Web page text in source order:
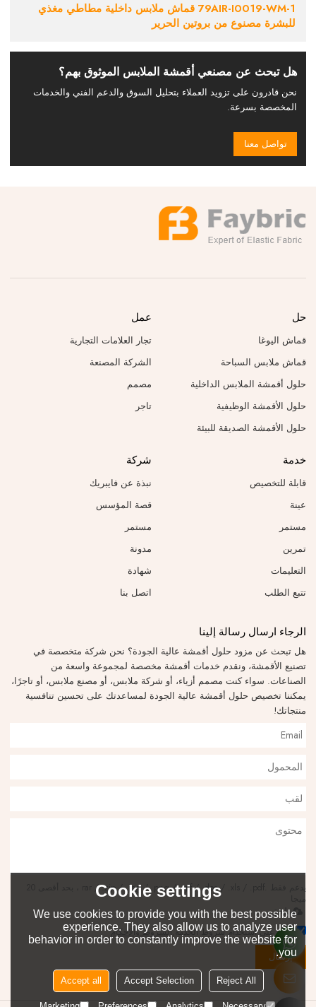
79AIR-I0019-WM-1 قماش ملابس داخلية مطاطي مغذي
للبشرة مصنوع من بروتين الحرير
هل تبحث عن مصنعي أقمشة الملابس الموثوق بهم؟
نحن قادرون على تزويد العملاء بتحليل السوق والدعم الفني والخدمات
المخصصة بسرعة.
تواصل معنا
حل
قماش اليوغا
قماش ملابس السباحة
حلول أقمشة الملابس الداخلية
حلول الأقمشة الوظيفية
حلول الأقمشة الصديقة للبيئة
عمل
تجار العلامات التجارية
الشركة المصنعة
مصمم
تاجر
خدمة
قابلة للتخصيص
عينة
مستمر
تمرين
التعليمات
تتبع الطلب
شركة
نبذة عن فايبريك
قصة المؤسس
مستمر
مدونة
شهادة
اتصل بنا
الرجاء ارسال رسالة إلينا
هل تبحث عن مزود حلول أقمشة عالية الجودة؟ نحن شركة متخصصة في
تصنيع الأقمشة، ونقدم خدمات أقمشة مخصصة لمجموعة واسعة من
الصناعات. سواء كنت مصمم أزياء، أو شركة ملابس، أو مصنع ملابس، أو تاجرًا،
يمكننا تخصيص حلول أقمشة عالية الجودة لمساعدتك على تحسين تنافسية
منتجاتك!
ميجا
ملحق
توافق على استخدام شروط الخدمة,الشروط والاحكام
إرسال
Cookie settings
We use cookies to provide you with the best possible
experience. They also allow us to analyze user
behavior in order to constantly improve the website for
you.
Reject All
Accept Selection
Accept all